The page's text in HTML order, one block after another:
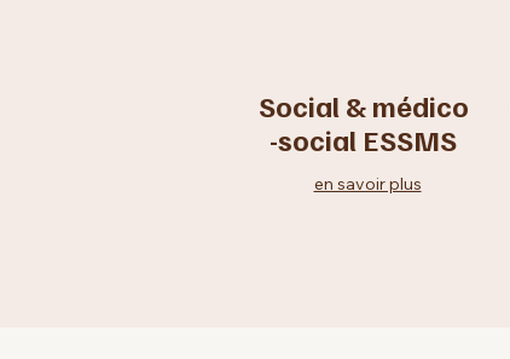
Social & médico
-social ESSMS
en savoir plus